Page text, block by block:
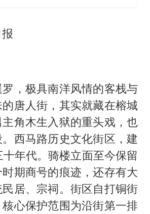
，极具南洋风情的客栈与
唐人街，其实就藏在榕城
角木生入狱的重头戏，也
西马路历史文化街区，建
年代。骑楼立面至今保留
期商号的痕迹，还存有大
居、宗祠。街区自打铜街
心保护范围为沿街第一排